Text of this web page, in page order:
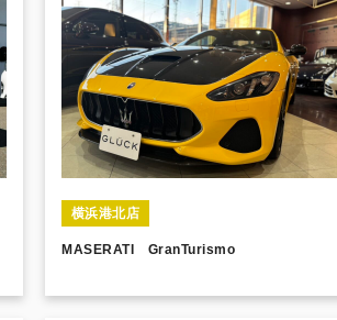
横浜港北店
MASERATI GranTurismo